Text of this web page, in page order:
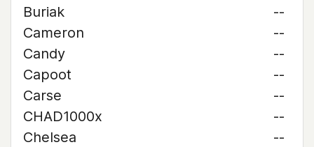
Buriak
--
Cameron
--
Candy
--
Capoot
--
Carse
--
CHAD1000x
--
Chelsea
--